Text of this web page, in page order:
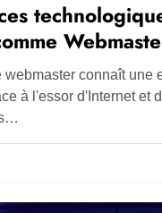
salaire et
webmaster connaît une
à l'essor d'Internet et